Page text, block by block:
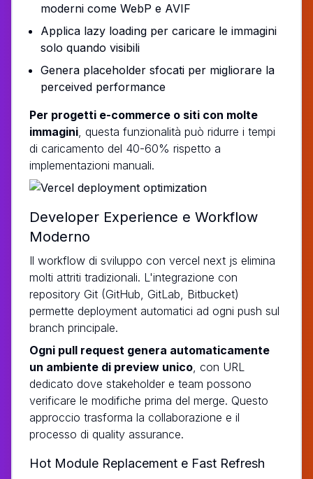
moderni come WebP e AVIF
Applica lazy loading per caricare le immagini
solo quando visibili
Genera placeholder sfocati per migliorare la
perceived performance
Per progetti e-commerce o siti con molte
immagini , questa funzionalità può ridurre i tempi
di caricamento del 40-60% rispetto a
implementazioni manuali.
Developer Experience e Workflow
Moderno
Il workflow di sviluppo con vercel next js elimina
molti attriti tradizionali. L'integrazione con
repository Git (GitHub, GitLab, Bitbucket)
permette deployment automatici ad ogni push sul
branch principale.
Ogni pull request genera automaticamente
un ambiente di preview unico , con URL
dedicato dove stakeholder e team possono
verificare le modifiche prima del merge. Questo
approccio trasforma la collaborazione e il
processo di quality assurance.
Hot Module Replacement e Fast Refresh